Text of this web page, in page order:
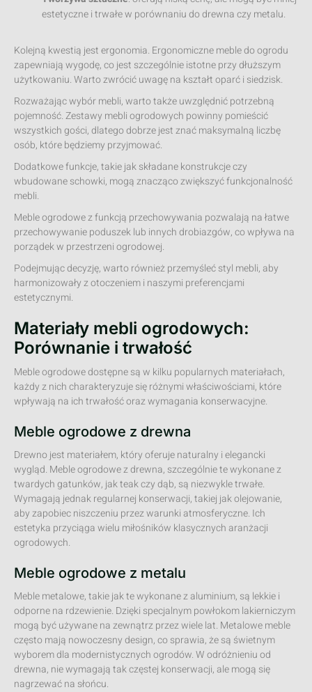
estetyczne i trwałe w porównaniu do drewna czy metalu.
Kolejną kwestią jest ergonomia. Ergonomiczne meble do ogrodu
zapewniają wygodę, co jest szczególnie istotne przy dłuższym
użytkowaniu. Warto zwrócić uwagę na kształt oparć i siedzisk.
Rozważając wybór mebli, warto także uwzględnić potrzebną
pojemność. Zestawy mebli ogrodowych powinny pomieścić
wszystkich gości, dlatego dobrze jest znać maksymalną liczbę
osób, które będziemy przyjmować.
Dodatkowe funkcje, takie jak składane konstrukcje czy
wbudowane schowki, mogą znacząco zwiększyć funkcjonalność
mebli.
Meble ogrodowe z funkcją przechowywania pozwalają na łatwe
przechowywanie poduszek lub innych drobiazgów, co wpływa na
porządek w przestrzeni ogrodowej.
Podejmując decyzję, warto również przemyśleć styl mebli, aby
harmonizowały z otoczeniem i naszymi preferencjami
estetycznymi.
Materiały mebli ogrodowych:
Porównanie i trwałość
Meble ogrodowe dostępne są w kilku popularnych materiałach,
każdy z nich charakteryzuje się różnymi właściwościami, które
wpływają na ich trwałość oraz wymagania konserwacyjne.
Meble ogrodowe z drewna
Drewno jest materiałem, który oferuje naturalny i elegancki
wygląd. Meble ogrodowe z drewna, szczególnie te wykonane z
twardych gatunków, jak teak czy dąb, są niezwykle trwałe.
Wymagają jednak regularnej konserwacji, takiej jak olejowanie,
aby zapobiec niszczeniu przez warunki atmosferyczne. Ich
estetyka przyciąga wielu miłośników klasycznych aranżacji
ogrodowych.
Meble ogrodowe z metalu
Meble metalowe, takie jak te wykonane z aluminium, są lekkie i
odporne na rdzewienie. Dzięki specjalnym powłokom lakierniczym
mogą być używane na zewnątrz przez wiele lat. Metalowe meble
często mają nowoczesny design, co sprawia, że są świetnym
wyborem dla modernistycznych ogrodów. W odróżnieniu od
drewna, nie wymagają tak częstej konserwacji, ale mogą się
nagrzewać na słońcu.